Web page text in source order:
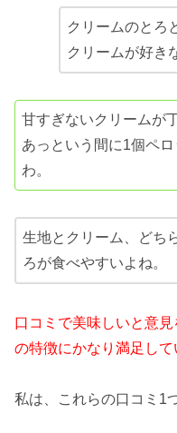
クリームのとろ
クリームが好き
甘すぎないクリームが
あっという間に1個ペ
わ。
生地とクリーム、どち
ろが食べやすいよね。
口コミで美味しいと意
の特徴にかなり満足して
私は、これらの口コミ1